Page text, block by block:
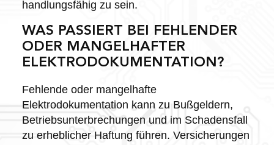
handlungsfähig zu sein.
WAS PASSIERT BEI FEHLENDER
ODER MANGELHAFTER
ELEKTRODOKUMENTATION?
Fehlende oder mangelhafte
Elektrodokumentation kann zu Bußgeldern,
Betriebsunterbrechungen und im Schadensfall
zu erheblicher Haftung führen. Versicherungen